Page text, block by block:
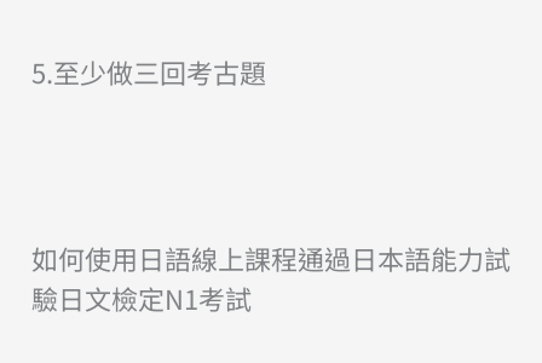
5.至少做三回考古題
如何使用日語線上課程通過日本語能力試
驗日文檢定N1考試